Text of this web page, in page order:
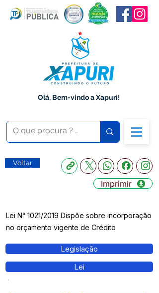
Olá, Bem-vindo a Xapuri!
Voltar
Imprimir
Lei N° 1021/2019 Dispõe sobre incorporação
no orçamento vigente de Crédito
Legislação
Lei